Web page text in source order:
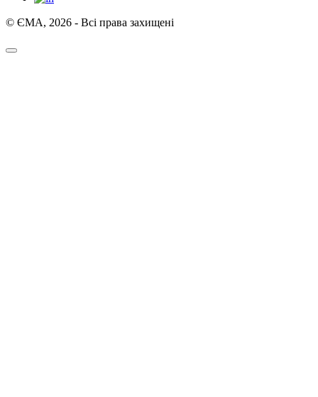
© ЄМА, 2026 - Всі права захищені